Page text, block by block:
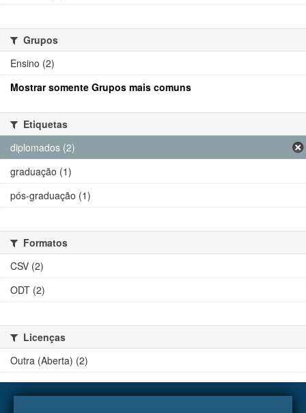
Grupos
Ensino (2)
Mostrar somente Grupos mais comuns
Etiquetas
diplomados (2)
graduação (1)
pós-graduação (1)
Formatos
CSV (2)
ODT (2)
Licenças
Outra (Aberta) (2)